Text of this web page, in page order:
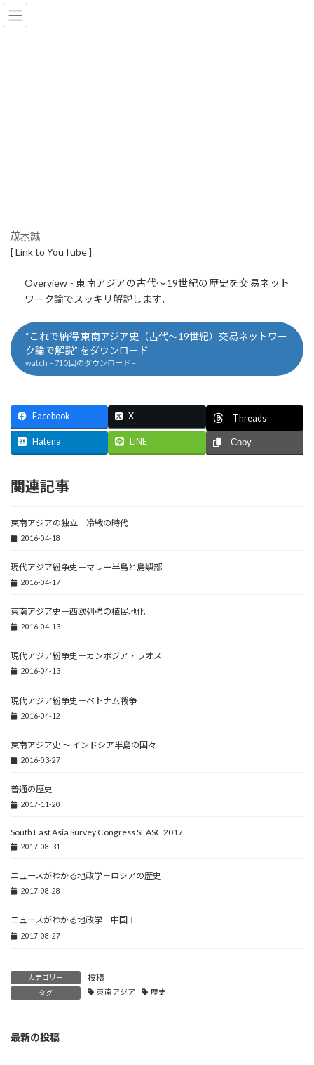
コ
ン
ナ
ビ
更
日
:
茂木誠
[ Link to YouTube ]
Overview - 東南アジアの古代～19世紀の歴史を交易ネット
ワーク論でスッキリ解説します．
“これで納得 東南アジア史（古代～19世紀）交易ネットワー
ク論で解説” をダウンロード
watch – 710 回のダウンロード –
Facebook X Threads
Hatena LINE Copy
関連記事
東南アジアの独立－冷戦の時代
2016-04-18
現代アジア紛争史－マレー半島と島嶼部
2016-04-17
東南アジア史－西欧列強の植民地化
2016-04-13
現代アジア紛争史－カンボジア・ラオス
2016-04-13
現代アジア紛争史－ベトナム戦争
2016-04-12
東南アジア史 ～ インドシア半島の国々
2016-03-27
普通の歴史
2017-11-20
South East Asia Survey Congress SEASC 2017
2017-08-31
ニュースがわかる地政学－ロシアの歴史
2017-08-28
ニュースがわかる地政学－中国Ⅰ
2017-08-27
カテゴリー 投稿
タグ 東南アジア 歴史
最新の投稿